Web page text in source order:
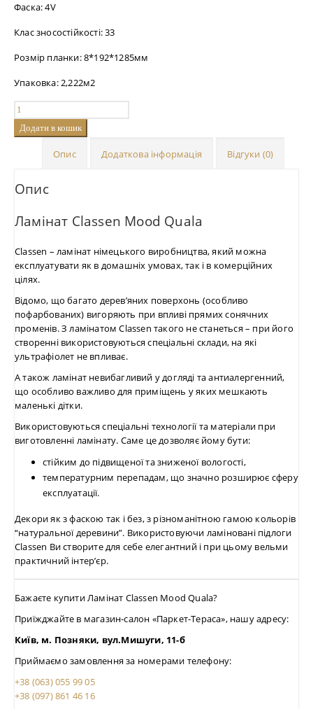
Фаска: 4V
Клас зносостійкості: 33
Розмір планки: 8*192*1285мм
Упаковка: 2,222м2
Додати в кошик
Опис Додаткова інформація Відгуки (0)
Опис
Ламінат Classen Mood Quala
Classen – ламінат німецького виробництва, який можна
експлуатувати як в домашніх умовах, так і в комерційних
цілях.
Відомо, що багато дерев’яних поверхонь (особливо
пофарбованих) вигоряють при впливі прямих сонячних
променів. З ламінатом Classen такого не станеться – при його
створенні використовуються спеціальні склади, на які
ультрафіолет не впливає.
А також ламінат невибагливий у догляді та антиалергенний,
що особливо важливо для приміщень у яких мешкають
маленькі дітки.
Використовуються спеціальні технології та матеріали при
виготовленні ламінату. Саме це дозволяє йому бути:
стійким до підвищеної та зниженої вологості,
температурним перепадам, що значно розширює сферу
експлуатації.
Декори як з фаскою так і без, з різноманітною гамою кольорів
“натуральної деревини”. Використовуючи ламіновані підлоги
Classen Ви створите для себе елегантний і при цьому вельми
практичний інтер’єр.
Бажаєте купити Ламінат Classen Mood Quala?
Приїжджайте в магазин-салон «Паркет-Тераса», нашу адресу:
Київ, м. Позняки, вул.Мишуги, 11-б
Приймаємо замовлення за номерами телефону:
+38 (063) 055 99 05
+38 (097) 861 46 16